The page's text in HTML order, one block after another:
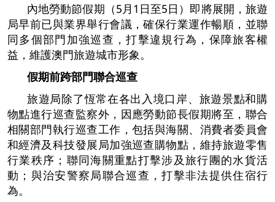
內地勞動節假期（5月1日至5日）即將展開，旅遊
局早前已與業界舉行會議，確保行業運作暢順，並聯
同多個部門加強巡查，打擊違規行為，保障旅客權
益，維護澳門旅遊城市形象。
假期前跨部門聯合巡查
旅遊局除了恆常在各出入境口岸、旅遊景點和購
物點進行巡查監察外，因應勞動節長假期將至，聯合
相關部門執行巡查工作，包括與海關、消費者委員會
和經濟及科技發展局加強巡查購物點，維持旅遊零售
行業秩序；聯同海關重點打擊涉及旅行團的水貨活
動；與治安警察局聯合巡查，打擊非法提供住宿行
為。